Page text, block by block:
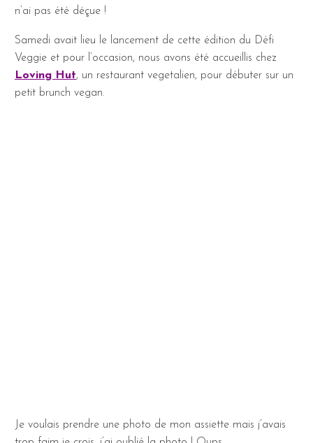
n’ai pas été déçue !
Samedi avait lieu le lancement de cette édition du Défi
Veggie et pour l’occasion, nous avons été accueillis chez
Loving Hut, un restaurant vegetalien, pour débuter sur un
petit brunch vegan.
Je voulais prendre une photo de mon assiette mais j’avais